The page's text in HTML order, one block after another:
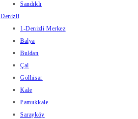
Sandıklı
Denizli
1-Denizli Merkez
Balya
Buldan
Çal
Gölhisar
Kale
Pamukkale
Sarayköy